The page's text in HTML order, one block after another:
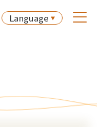
Language